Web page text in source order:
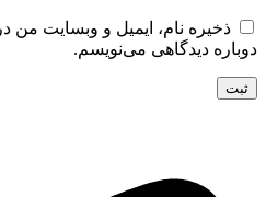
ذخیره نام، ایمیل و وبسایت من
دوباره دیدگاهی می‌نویسم.